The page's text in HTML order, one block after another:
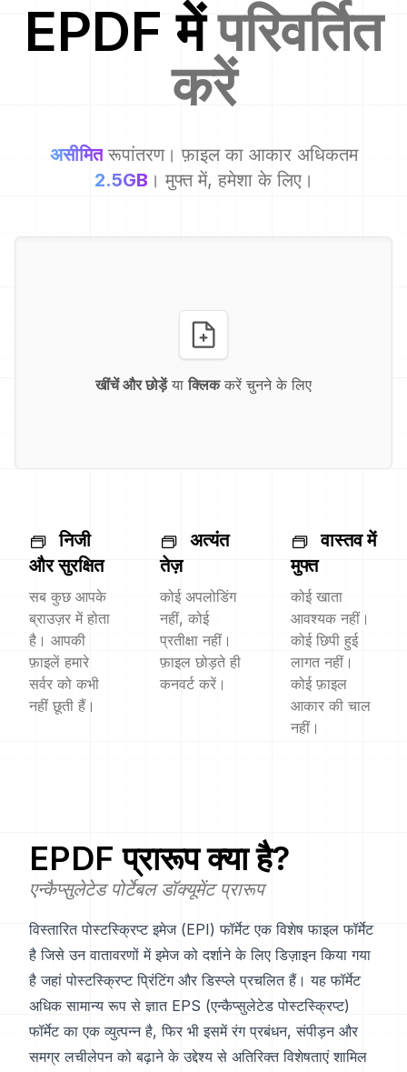
EPDF मेंपरिवर्तित
करें
असीमित रूपांतरण। फ़ाइल का आकार अधिकतम
2.5GB । मुफ्त में, हमेशा के लिए।
खींचें और छोड़ेंया क्लिककरें चुनने के लिए
निजी
और सुरक्षित
सब कुछ आपके
ब्राउज़र में होता
है। आपकी
फ़ाइलें हमारे
सर्वर को कभी
नहीं छूती हैं।
अत्यंत
तेज़
कोई अपलोडिंग
नहीं, कोई
प्रतीक्षा नहीं।
फ़ाइल छोड़ते ही
कनवर्ट करें।
वास्तव में
मुफ्त
कोई खाता
आवश्यक नहीं।
कोई छिपी हुई
लागत नहीं।
कोई फ़ाइल
आकार की चाल
नहीं।
EPDF प्रारूप क्या है?
एन्कैप्सुलेटेड पोर्टेबल डॉक्यूमेंट प्रारूप
विस्तारित पोस्टस्क्रिप्ट इमेज (EPI) फॉर्मेट एक विशेष फाइल फॉर्मेट
है जिसे उन वातावरणों में इमेज को दर्शाने के लिए डिज़ाइन किया गया
है जहां पोस्टस्क्रिप्ट प्रिंटिंग और डिस्प्ले प्रचलित हैं। यह फॉर्मेट
अधिक सामान्य रूप से ज्ञात EPS (एन्कैप्सुलेटेड पोस्टस्क्रिप्ट)
फॉर्मेट का एक व्युत्पन्न है, फिर भी इसमें रंग प्रबंधन, संपीड़न और
समग्र लचीलेपन को बढ़ाने के उद्देश्य से अतिरिक्त विशेषताएं शामिल